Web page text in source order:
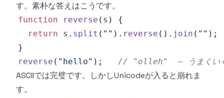
す。素朴な答えはこうです。
function reverse ( s )
{
return s . split ( "" ) . reverse ( ) . join ( "" ) ;
}
reverse ( "hello" ) ; // "olleh"  — うまくい
ASCIIでは完璧です。しかしUnicodeが入ると崩れま
す。